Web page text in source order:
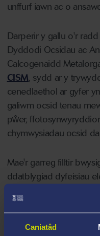
Caniatâd
unffurf iawn ac o
Darperir y gallu o'r
Dyddodi Ocsidau ac
Calcogenaidd
CISM, sydd ar y
cenedlaethol ar gyfer
galiwm ocsid tenau
pŵer,
chymwysiadau ocsid
Mae'r garreg filltir
ddatblygiad dyfeisiau
a chost effeithiol, a
gweithgynhyrchu ac
CSconnected
gyda